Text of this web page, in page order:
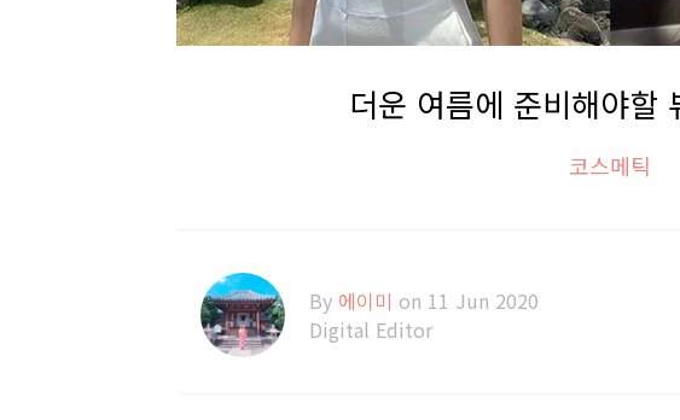
더운 여름에 준비해야할
코스메틱
By 에이미 on 11 Jun 2020
Digital Editor